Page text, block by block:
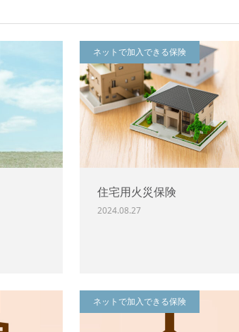
ネットで加入できる保険
住宅用火災保険
2024.08.27
ネットで加入できる保険